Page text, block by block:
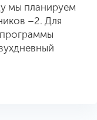
мы планируем
–2. Для